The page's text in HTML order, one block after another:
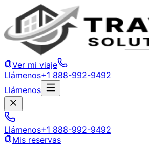
Ver mi viaje
Llámenos+1 888-992-9492
Llámenos
Llámenos+1 888-992-9492
Mis reservas